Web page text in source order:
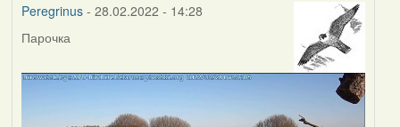
Peregrinus- 28.02.2022 - 14:28
Парочка